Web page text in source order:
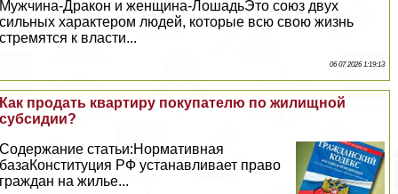
Мужчина-Дpaкон и женщина-ЛошадьЭто союз двух
сильных хаpaктером людей, которые всю свою жизнь
стремятся к власти...
06 07 2026 1:19:13
Как продать квартиру покупателю по жилищной
субсидии?
Содержание статьи:Нормативная
базаКонституция РФ устанавливает право
граждан на жилье...